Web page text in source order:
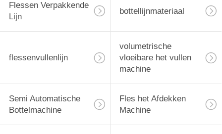
Flessen Verpakkende
Lijn
bottellijnmateriaal
flessenvullenlijn
volumetrische
vloeibare het vullen
machine
Semi Automatische
Bottelmachine
Fles het Afdekken
Machine